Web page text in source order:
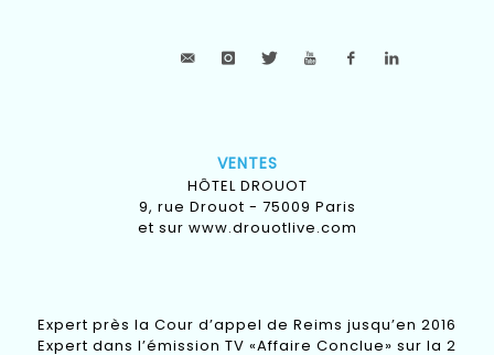
VENTES
HÔTEL DROUOT
9, rue Drouot - 75009 Paris
et sur www.drouotlive.com
Expert près la Cour d’appel de Reims jusqu’en 2016
Expert dans l’émission TV «Affaire Conclue» sur la 2